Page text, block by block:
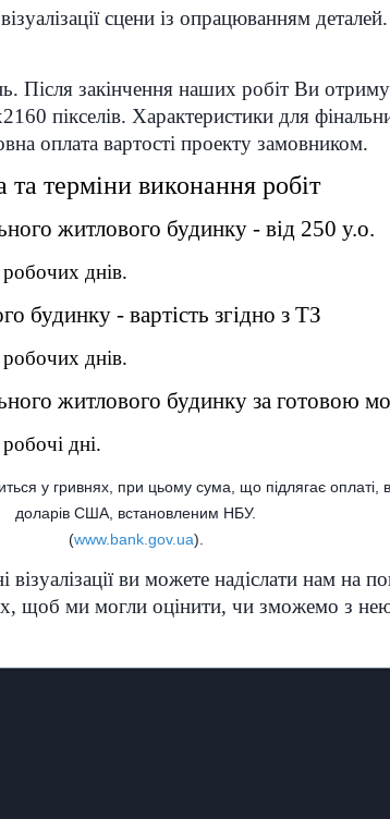
сцени із опрацюванням
Після закінчення наших робіт Ви
пікселів. Характеристики для
оплата вартості проекту замовником.
та терміни виконання робіт
житлового будинку - від 250 у.о.
днів.
будинку - вартість згідно з ТЗ
днів.
житлового будинку за готовою
дні.
у гривнях, при цьому сума, що підлягає оплаті,
доларів США, встановленим НБУ.
(www.bank.gov.ua).
ви можете надіслати нам на
щоб ми могли оцінити, чи зможемо з